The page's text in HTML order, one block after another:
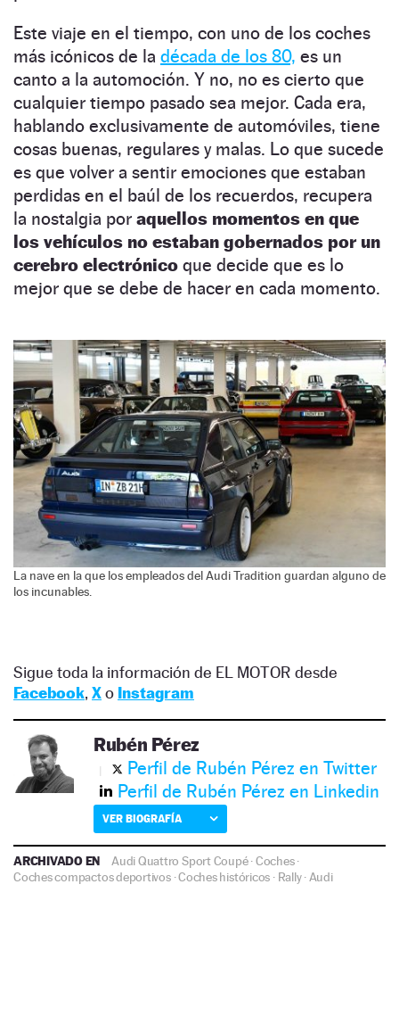
Este viaje en el tiempo, con uno de los coches
más icónicos de la década de los 80, es un
canto a la automoción. Y no, no es cierto que
cualquier tiempo pasado sea mejor. Cada era,
hablando exclusivamente de automóviles, tiene
cosas buenas, regulares y malas. Lo que sucede
es que volver a sentir emociones que estaban
perdidas en el baúl de los recuerdos, recupera
la nostalgia por aquellos momentos en que
los vehículos no estaban gobernados por un
cerebro electrónico que decide que es lo
mejor que se debe de hacer en cada momento.
La nave en la que los empleados del Audi Tradition guardan alguno de
los incunables.
Sigue toda la información de EL MOTOR desde
Facebook, Xo Instagram
Rubén Pérez
Perfil de Rubén Pérez en Twitter
Perfil de Rubén Pérez en Linkedin
VER BIOGRAFÍA
ARCHIVADO EN Audi Quattro Sport Coupé·Coches·
Coches compactos deportivos·Coches históricos · Rally· Audi